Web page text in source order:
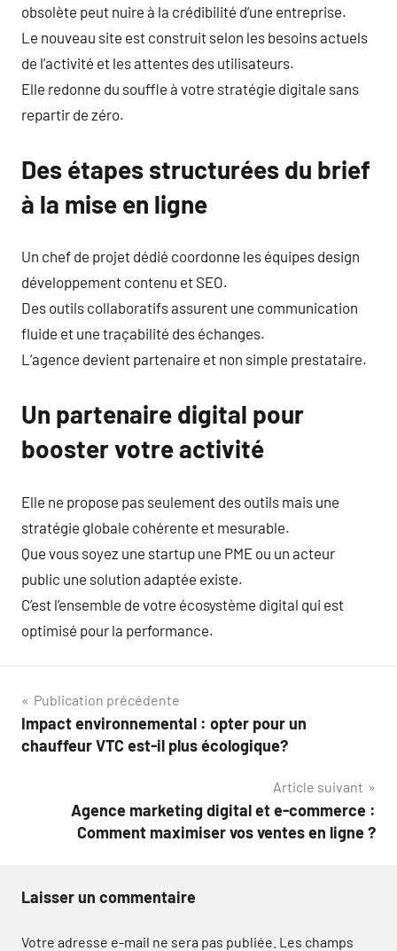
obsolète peut nuire à la crédibilité d’une entreprise.
Le nouveau site est construit selon les besoins actuels
de l’activité et les attentes des utilisateurs.
Elle redonne du souffle à votre stratégie digitale sans
repartir de zéro.
Des étapes structurées du brief
à la mise en ligne
Un chef de projet dédié coordonne les équipes design
développement contenu et SEO.
Des outils collaboratifs assurent une communication
fluide et une traçabilité des échanges.
L’agence devient partenaire et non simple prestataire.
Un partenaire digital pour
booster votre activité
Elle ne propose pas seulement des outils mais une
stratégie globale cohérente et mesurable.
Que vous soyez une startup une PME ou un acteur
public une solution adaptée existe.
C’est l’ensemble de votre écosystème digital qui est
optimisé pour la performance.
Navigation
de
Publication précédente
Impact environnemental : opter pour un
chauffeur VTC est-il plus écologique?
Article suivant
Agence marketing digital et e-commerce :
Comment maximiser vos ventes en ligne ?
Laisser un commentaire
Votre adresse e-mail ne sera pas publiée. Les champs